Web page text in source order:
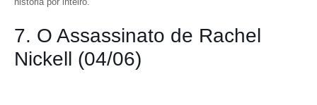
7. O Assassinato de Rachel
Nickell (04/06)